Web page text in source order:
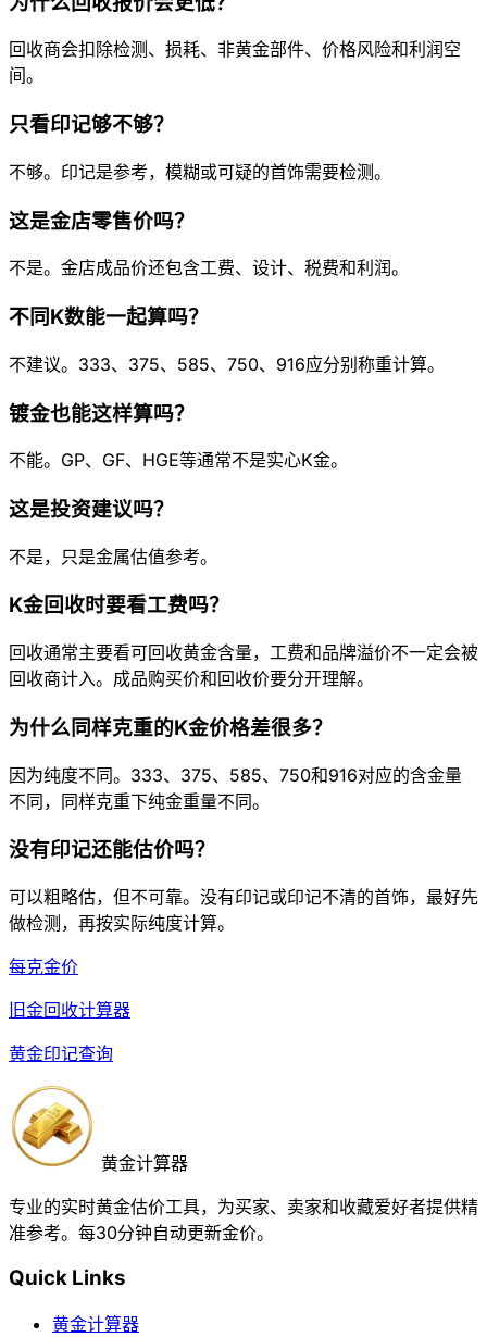
回收商会扣除检测、损耗、非黄金部件、价格风险和利润空
间。
只看印记够不够？
不够。印记是参考，模糊或可疑的首饰需要检测。
这是金店零售价吗？
不是。金店成品价还包含工费、设计、税费和利润。
不同K数能一起算吗？
不建议。333、375、585、750、916应分别称重计算。
镀金也能这样算吗？
不能。GP、GF、HGE等通常不是实心K金。
这是投资建议吗？
不是，只是金属估值参考。
K金回收时要看工费吗？
回收通常主要看可回收黄金含量，工费和品牌溢价不一定会被
回收商计入。成品购买价和回收价要分开理解。
为什么同样克重的K金价格差很多？
因为纯度不同。333、375、585、750和916对应的含金量
不同，同样克重下纯金重量不同。
没有印记还能估价吗？
可以粗略估，但不可靠。没有印记或印记不清的首饰，最好先
做检测，再按实际纯度计算。
每克金价
旧金回收计算器
黄金印记查询
黄金计算器
专业的实时黄金估价工具，为买家、卖家和收藏爱好者提供精
准参考。每30分钟自动更新金价。
Quick Links
黄金计算器